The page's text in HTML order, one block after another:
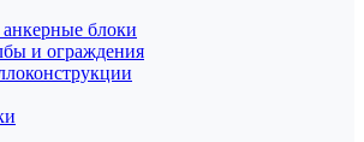
блоки
и ограждения